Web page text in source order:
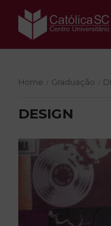
Home Graduação
DESIGN